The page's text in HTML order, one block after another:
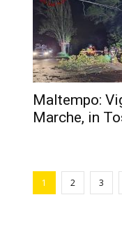
Maltempo:
Marche, in
1 2 3